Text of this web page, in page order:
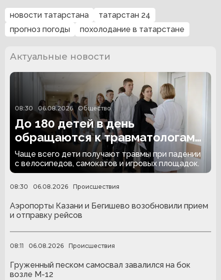
новости татарстана
татарстан 24
прогноз погоды
похолодание в татарстане
Актуальные новости
08:30 06.08.2026 Общество
До 180 детей в день
обращаются к травматологам
из-за летних травм
Чаще всего дети получают травмы при падении
с велосипедов, самокатов и игровых площадок.
08:30 06.08.2026 Происшествия
Аэропорты Казани и Бегишево возобновили прием
и отправку рейсов
08:11 06.08.2026 Происшествия
Груженный песком самосвал завалился на бок
возле М-12